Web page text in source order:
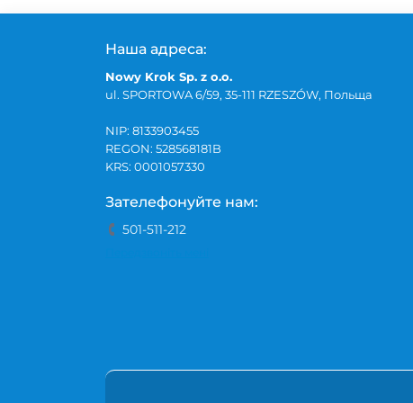
Наша адреса:
Nowy Krok Sp. z o.o.
ul. SPORTOWA 6/59, 35-111 RZESZÓW, Польща
NIP: 8133903455
REGON: 528568181B
KRS: 0001057330
Зателефонуйте нам:
501-511-212